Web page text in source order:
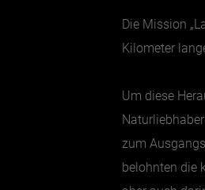
Die Mission
Kilometer
Um diese
zum
belohnten die